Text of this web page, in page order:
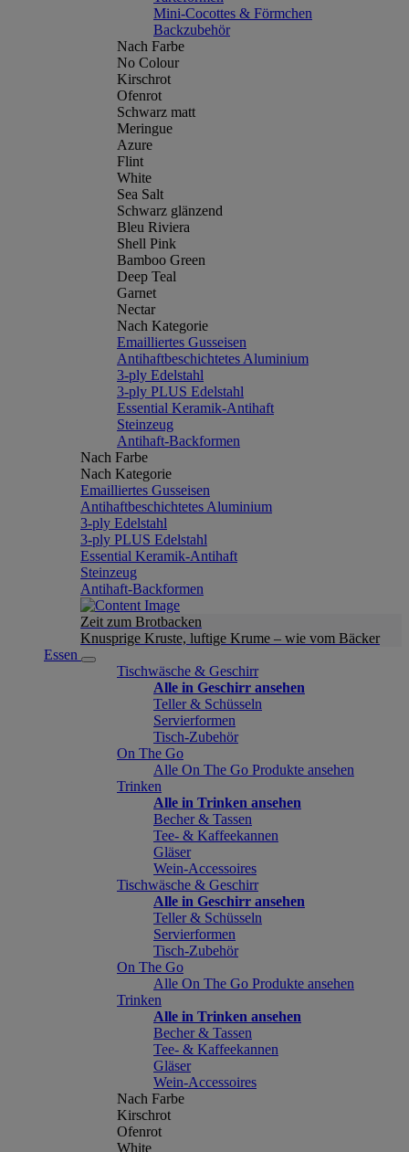
Mini-Cocottes & Förmchen
Backzubehör
Nach Farbe
No Colour
Kirschrot
Ofenrot
Schwarz matt
Meringue
Azure
Flint
White
Sea Salt
Schwarz glänzend
Bleu Riviera
Shell Pink
Bamboo Green
Deep Teal
Garnet
Nectar
Nach Kategorie
Emailliertes Gusseisen
Antihaftbeschichtetes Aluminium
3-ply Edelstahl
3-ply PLUS Edelstahl
Essential Keramik-Antihaft
Steinzeug
Antihaft-Backformen
Nach Farbe
Nach Kategorie
Emailliertes Gusseisen
Antihaftbeschichtetes Aluminium
3-ply Edelstahl
3-ply PLUS Edelstahl
Essential Keramik-Antihaft
Steinzeug
Antihaft-Backformen
Zeit zum Brotbacken
Knusprige Kruste, luftige Krume – wie vom Bäcker
Essen
Tischwäsche & Geschirr
Alle in Geschirr ansehen
Teller & Schüsseln
Servierformen
Tisch-Zubehör
On The Go
Alle On The Go Produkte ansehen
Trinken
Alle in Trinken ansehen
Becher & Tassen
Tee- & Kaffeekannen
Gläser
Wein-Accessoires
Tischwäsche & Geschirr
Alle in Geschirr ansehen
Teller & Schüsseln
Servierformen
Tisch-Zubehör
On The Go
Alle On The Go Produkte ansehen
Trinken
Alle in Trinken ansehen
Becher & Tassen
Tee- & Kaffeekannen
Gläser
Wein-Accessoires
Nach Farbe
Kirschrot
Ofenrot
White